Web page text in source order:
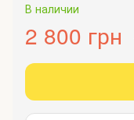
В наличии
2 800 грн